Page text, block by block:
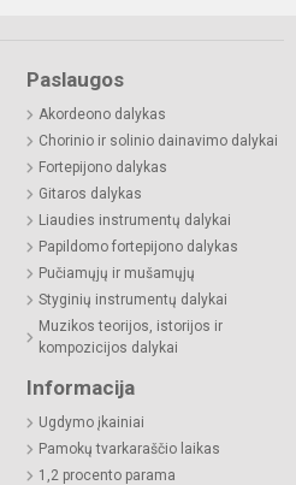
Paslaugos
Akordeono dalykas
Chorinio ir solinio dainavimo dalykai
Fortepijono dalykas
Gitaros dalykas
Liaudies instrumentų dalykai
Papildomo fortepijono dalykas
Pučiamųjų ir mušamųjų
Styginių instrumentų dalykai
Muzikos teorijos, istorijos ir
kompozicijos dalykai
Informacija
Ugdymo įkainiai
Pamokų tvarkaraščio laikas
1,2 procento parama